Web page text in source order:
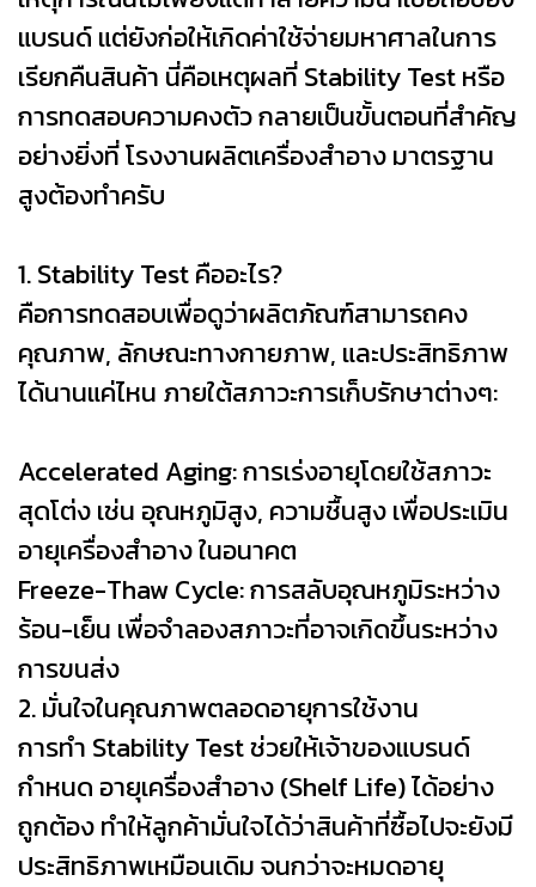
แบรนด์ แต่ยังก่อให้เกิดค่าใช้จ่ายมหาศาลในการ
เรียกคืนสินค้า นี่คือเหตุผลที่ Stability Test หรือ
การทดสอบความคงตัว กลายเป็นขั้นตอนที่สำคัญ
อย่างยิ่งที่ โรงงานผลิตเครื่องสำอาง มาตรฐาน
สูงต้องทำครับ
1. Stability Test คืออะไร?
คือการทดสอบเพื่อดูว่าผลิตภัณฑ์สามารถคง
คุณภาพ, ลักษณะทางกายภาพ, และประสิทธิภาพ
ได้นานแค่ไหน ภายใต้สภาวะการเก็บรักษาต่างๆ:
Accelerated Aging: การเร่งอายุโดยใช้สภาวะ
สุดโต่ง เช่น อุณหภูมิสูง, ความชื้นสูง เพื่อประเมิน
อายุเครื่องสำอาง ในอนาคต
Freeze-Thaw Cycle: การสลับอุณหภูมิระหว่าง
ร้อน-เย็น เพื่อจำลองสภาวะที่อาจเกิดขึ้นระหว่าง
การขนส่ง
2. มั่นใจในคุณภาพตลอดอายุการใช้งาน
การทำ Stability Test ช่วยให้เจ้าของแบรนด์
กำหนด อายุเครื่องสำอาง (Shelf Life) ได้อย่าง
ถูกต้อง ทำให้ลูกค้ามั่นใจได้ว่าสินค้าที่ซื้อไปจะยังมี
ประสิทธิภาพเหมือนเดิม จนกว่าจะหมดอายุ